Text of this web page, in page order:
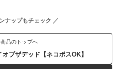
ナップもチェック ／
品のトップへ
ブザデッド【ネコポスOK】